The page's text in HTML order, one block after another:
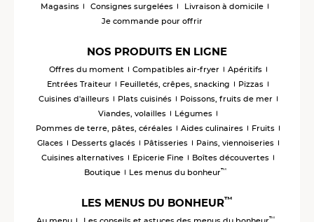
Magasins Consignes surgelées
Livraison à domicile
Je commande pour offrir
NOS PRODUITS EN LIGNE
Offres du moment Compatibles air-fryer
Apéritifs
Entrées Traiteur
Feuilletés, crêpes, snacking
Pizzas
Cuisines d'ailleurs
Plats cuisinés
Poissons, fruits de mer
Viandes, volailles
Légumes
Pommes de terre, pâtes, céréales
Aides culinaires
Fruits
Glaces
Desserts glacés Pâtisseries
Pains, viennoiseries
Cuisines alternatives
Epicerie Fine
Boîtes découvertes
Boutique
Les menus du bonheur™
LES MENUS DU BONHEUR™
™